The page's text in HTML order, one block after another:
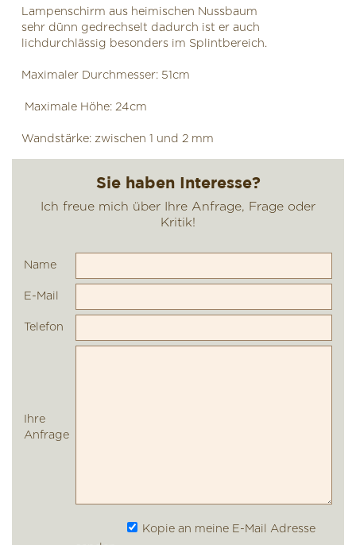
Lampenschirm aus heimischen Nussbaum
sehr dünn gedrechselt dadurch ist er auch
lichdurchlässig besonders im Splintbereich.
Maximaler Durchmesser: 51cm
Maximale Höhe: 24cm
Wandstärke: zwischen 1 und 2 mm
Name
E-Mail
Telefon
Ihre
Anfrage
Kopie an meine E-Mail Adresse